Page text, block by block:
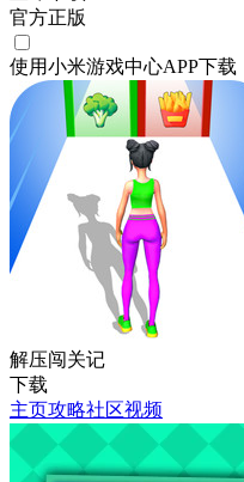
官方正版
使用小米游戏中心APP下载
解压闯关记
下载
主页攻略社区视频